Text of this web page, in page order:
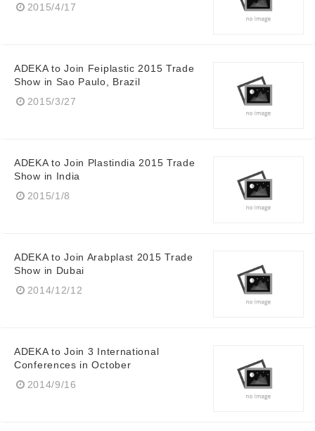
2015/4/17
ADEKA to Join Feiplastic 2015 Trade
Show in Sao Paulo, Brazil
2015/3/27
ADEKA to Join Plastindia 2015 Trade
Show in India
2015/1/8
ADEKA to Join Arabplast 2015 Trade
Show in Dubai
2014/12/12
ADEKA to Join 3 International
Conferences in October
2014/9/16